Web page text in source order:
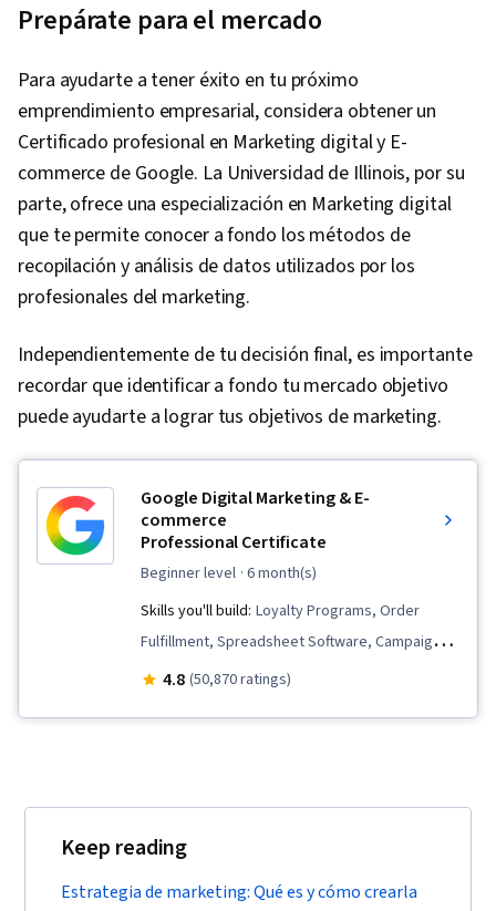
Prepárate para el mercado
Para ayudarte a tener éxito en tu próximo
emprendimiento empresarial, considera obtener un
Certificado profesional en Marketing digital y E-
commerce de Google. La Universidad de Illinois, por su
parte, ofrece una especialización en Marketing digital
que te permite conocer a fondo los métodos de
recopilación y análisis de datos utilizados por los
profesionales del marketing.
Independientemente de tu decisión final, es importante
recordar que identificar a fondo tu mercado objetivo
puede ayudarte a lograr tus objetivos de marketing.
Google Digital Marketing & E-
commerce
Professional Certificate
beginner level · 6 month(s)
Skills you'll build: Loyalty Programs, Order
Fulfillment, Spreadsheet Software, Campaign
Management, Email Marketing, Online
Strategy, Media Planning, Client Services,
Marketing, Data Storytelling, Keyword
4.8 (50,870 ratings)
Keep reading
Estrategia de marketing: Qué es y cómo crearla